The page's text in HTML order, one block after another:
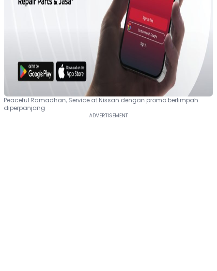
Peaceful Ramadhan, Service at Nissan dengan promo berlimpah
diperpanjang